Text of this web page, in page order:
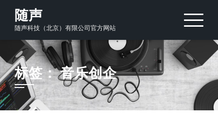
content
随声
随声科技（北京）有限公司官方网站
标签：音乐创企